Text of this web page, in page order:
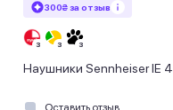
300₴ за отзыв
Наушники Sennheiser IE 4